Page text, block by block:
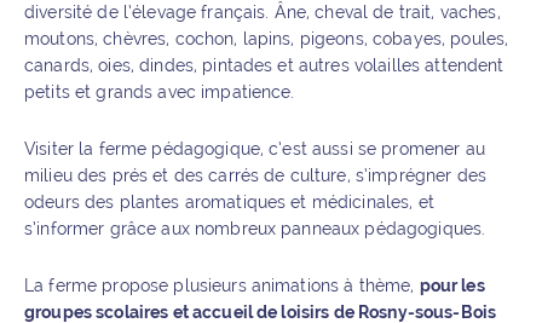
diversité de l’élevage français. Âne, cheval de trait, vaches,
moutons, chèvres, cochon, lapins, pigeons, cobayes, poules,
canards, oies, dindes, pintades et autres volailles attendent
petits et grands avec impatience.
Visiter la ferme pédagogique, c’est aussi se promener au
milieu des prés et des carrés de culture, s’imprégner des
odeurs des plantes aromatiques et médicinales, et
s’informer grâce aux nombreux panneaux pédagogiques.
La ferme propose plusieurs animations à thème, pour les
groupes scolaires et accueil de loisirs de Rosny-sous-Bois